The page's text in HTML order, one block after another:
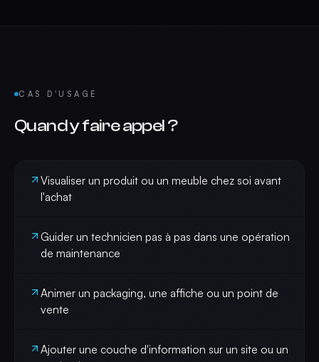
CAS D'USAGE
Quand y faire appel ?
Visualiser un produit ou un meuble chez soi avant
l'achat
Guider un technicien pas à pas dans une opération
de maintenance
Animer un packaging, une affiche ou un point de
vente
Ajouter une couche d'information sur un site ou un